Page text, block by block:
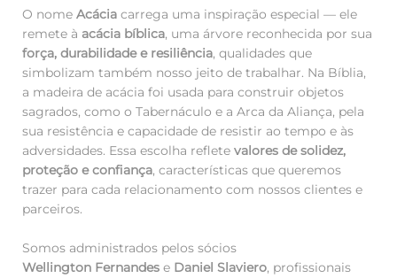
O nome Acáciacarrega uma inspiração especial — ele
remete à acácia bíblica, uma árvore reconhecida por sua
força, durabilidade e resiliência, qualidades que
simbolizam também nosso jeito de trabalhar. Na Bíblia,
a madeira de acácia foi usada para construir objetos
sagrados, como o Tabernáculo e a Arca da Aliança, pela
sua resistência e capacidade de resistir ao tempo e às
adversidades. Essa escolha refletevalores de solidez,
proteção e confiança, características que queremos
trazer para cada relacionamento com nossos clientes e
parceiros.
Somos administrados pelos sócios
Wellington Fernandese Daniel Slaviero, profissionais